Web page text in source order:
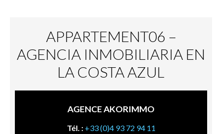
APPARTEMENT06 –
AGENCIA INMOBILIARIA EN
LA COSTA AZUL
AGENCE AKORIMMO
Tél. : +33 (0)4 93 72 94 11